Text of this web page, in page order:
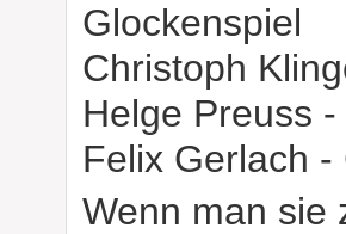
Glockenspiel
Christoph
Helge Preuss
Felix Gerlach -
Wenn man sie